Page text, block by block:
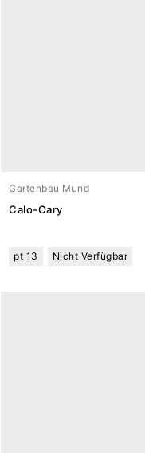
Gartenbau Mund
Calo-Cary
pt 13 Nicht Verfügbar